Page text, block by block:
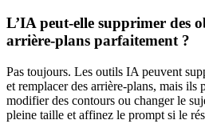
L’IA peut-elle supprimer des
arrière-plans parfaitement ?
Pas toujours. Les outils IA peuvent
et remplacer des arrière-plans, mais ils
modifier des contours ou changer le
pleine taille et affinez le prompt si le